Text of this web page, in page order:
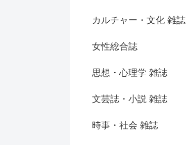
カルチャー・文化 雑誌
女性総合誌
思想・心理学 雑誌
文芸誌・小説 雑誌
時事・社会 雑誌